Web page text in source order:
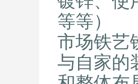
等等）
市场铁艺
与自家的